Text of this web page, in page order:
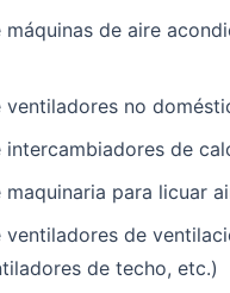
de aire
no
de
para licuar
de
de techo, etc.)